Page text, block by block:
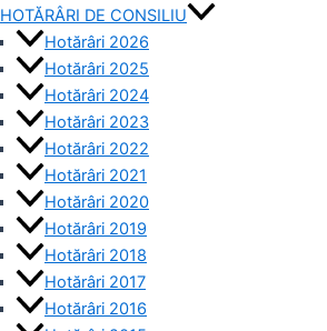
HOTĂRÂRI DE CONSILIU
Hotărâri 2026
Hotărâri 2025
Hotărâri 2024
Hotărâri 2023
Hotărâri 2022
Hotărâri 2021
Hotărâri 2020
Hotărâri 2019
Hotărâri 2018
Hotărâri 2017
Hotărâri 2016